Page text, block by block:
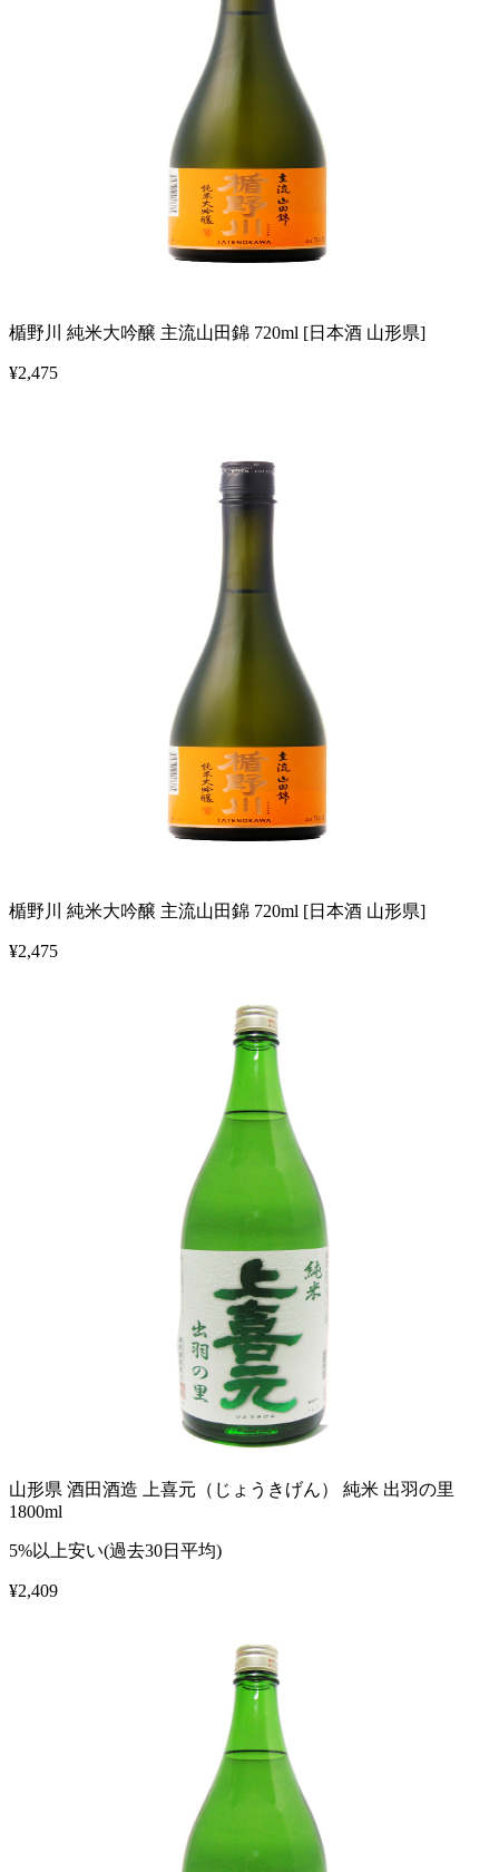
楯野川 純米大吟醸 主流山田錦 720ml [日本酒 山形県]
¥2,475
楯野川 純米大吟醸 主流山田錦 720ml [日本酒 山形県]
¥2,475
山形県 酒田酒造 上喜元（じょうきげん） 純米 出羽の里
1800ml
5%以上安い(過去30日平均)
¥2,409